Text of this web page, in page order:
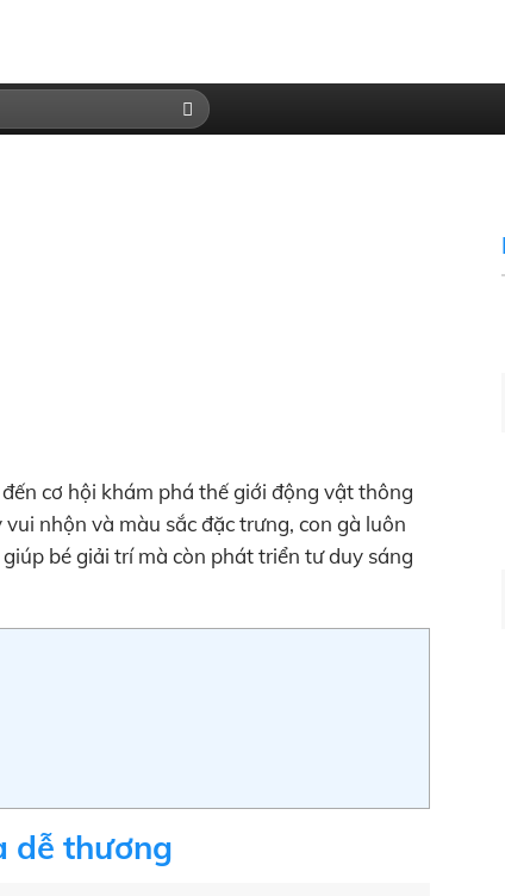
cơ hội khám phá thế giới động vật thông
nhộn và màu sắc đặc trưng, con gà luôn
bé giải trí mà còn phát triển tư duy sáng
dễ thương